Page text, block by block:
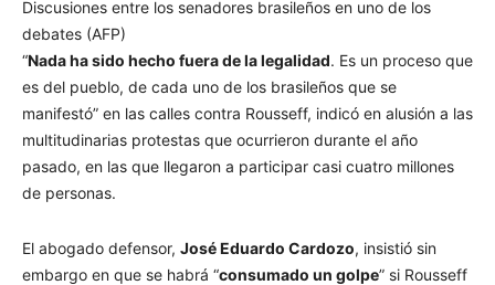
Discusiones entre los senadores brasileños en uno de los
debates (AFP)
“Nada ha sido hecho fuera de la legalidad. Es un proceso que
es del pueblo, de cada uno de los brasileños que se
manifestó” en las calles contra Rousseff, indicó en alusión a las
multitudinarias protestas que ocurrieron durante el año
pasado, en las que llegaron a participar casi cuatro millones
de personas.
El abogado defensor, José Eduardo Cardozo, insistió sin
embargo en que se habrá “consumado un golpe” si Rousseff